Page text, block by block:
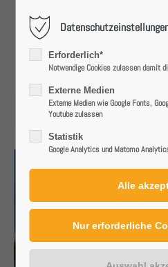
Login
Benutzername
Passwort
Register|Lost your password?
01.09.2025 07:52
Erforderlich*
Notwendige Cookies zulassen damit
Externe Medien
Externe Medien wie Google Fonts,
Youtube zulassen
Statistik
Google Analytics und Matomo